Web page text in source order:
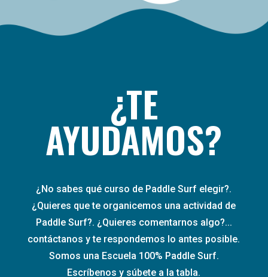
¿TE
AYUDAMOS?
¿No sabes qué curso de Paddle Surf elegir?.
¿Quieres que te organicemos una actividad de
Paddle Surf?. ¿Quieres comentarnos algo?...
contáctanos y te respondemos lo antes posible.
Somos una Escuela 100% Paddle Surf.
Escríbenos y súbete a la tabla.